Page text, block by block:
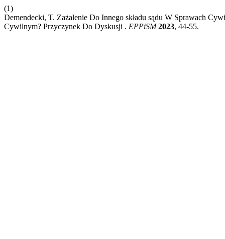
(1)
Demendecki, T. Zażalenie Do Innego składu sądu W Sprawach
Cywilnym? Przyczynek Do Dyskusji . EPPiSM 2023, 44-55.